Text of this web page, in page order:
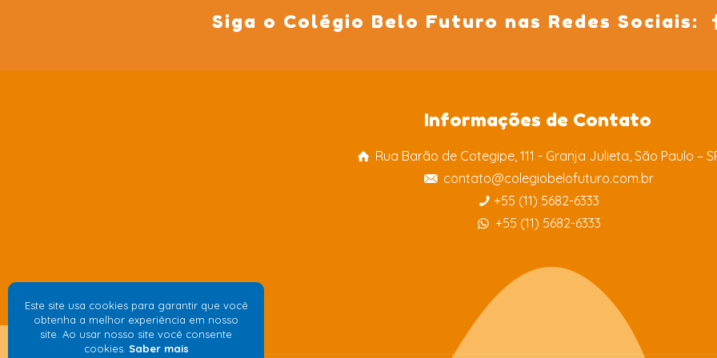
Siga o Colégio Belo Futuro nas Redes Sociais:
Informações de Contato
Rua Barão de Cotegipe, 111 - Granja Julieta, São Paulo –
contato@colegiobelofuturo.com.br
+55 (11) 5682-6333
+55 (11) 5682-6333
Este site usa cookies para garantir que você
obtenha a melhor experiência em nosso
site. Ao usar nosso site você consente
cookies. Saber mais